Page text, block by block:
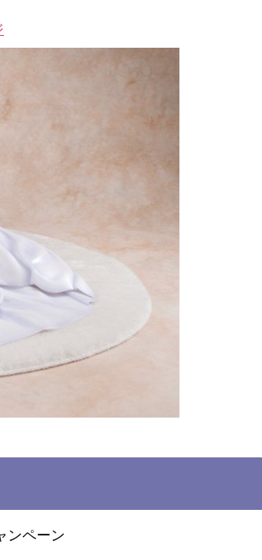
ンペーン